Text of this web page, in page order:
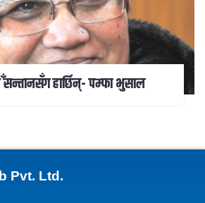
हार्छिन्- पम्फा भुसाल
Pvt. Ltd.